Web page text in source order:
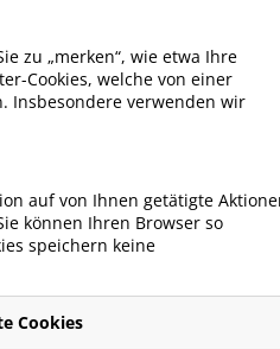
zu „merken“, wie etwa Ihre
Cookies, welche von einer
Insbesondere verwenden wir
auf von Ihnen getätigte
können Ihren Browser so
speichern keine
Cookies